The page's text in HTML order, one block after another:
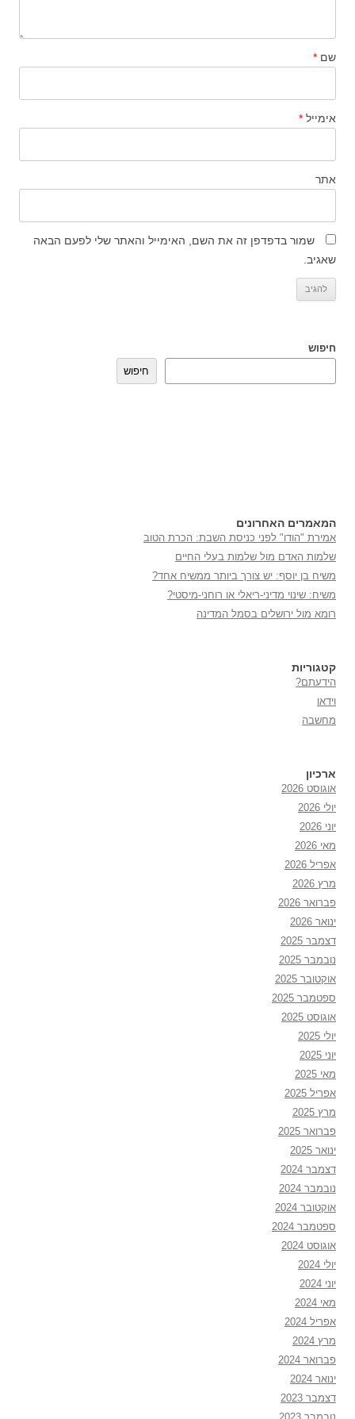
שם *
אימייל *
אתר
שמור בדפדפן זה את השם, האימייל והאתר שלי לפעם הבאה
שאגיב.
חיפוש
חיפוש
המאמרים האחרונים
אמירת "הודו" לפני כניסת השבת: הכרת הטוב
שלמות האדם מול שלמות בעלי החיים
משיח בן יוסף: יש צורך ביותר ממשיח אחד?
משיח: שינוי מדיני-ריאלי או רוחני-מיסטי?
רומא מול ירושלים בסמל המדינה
קטגוריות
הידעתם?
וידאו
מחשבה
ארכיון
אוגוסט 2026
יולי 2026
יוני 2026
מאי 2026
אפריל 2026
מרץ 2026
פברואר 2026
ינואר 2026
דצמבר 2025
נובמבר 2025
אוקטובר 2025
ספטמבר 2025
אוגוסט 2025
יולי 2025
יוני 2025
מאי 2025
אפריל 2025
מרץ 2025
פברואר 2025
ינואר 2025
דצמבר 2024
נובמבר 2024
אוקטובר 2024
ספטמבר 2024
אוגוסט 2024
יולי 2024
יוני 2024
מאי 2024
אפריל 2024
מרץ 2024
פברואר 2024
ינואר 2024
דצמבר 2023